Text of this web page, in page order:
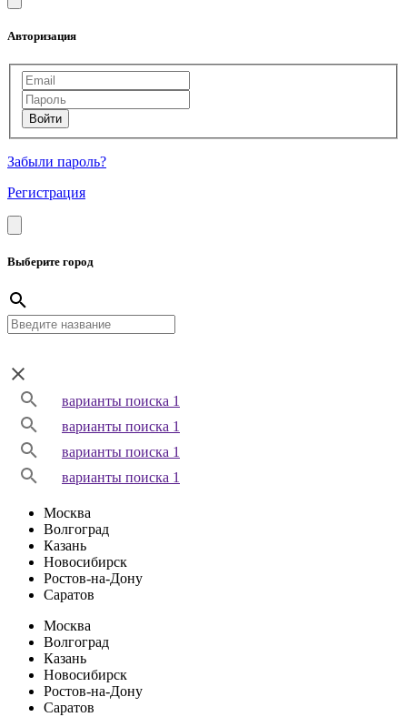
Авторизация
Забыли пароль?
Регистрация
Выберите город
варианты поиска 1
варианты поиска 1
варианты поиска 1
варианты поиска 1
Москва
Волгоград
Казань
Новосибирск
Ростов-на-Дону
Саратов
Москва
Волгоград
Казань
Новосибирск
Ростов-на-Дону
Саратов